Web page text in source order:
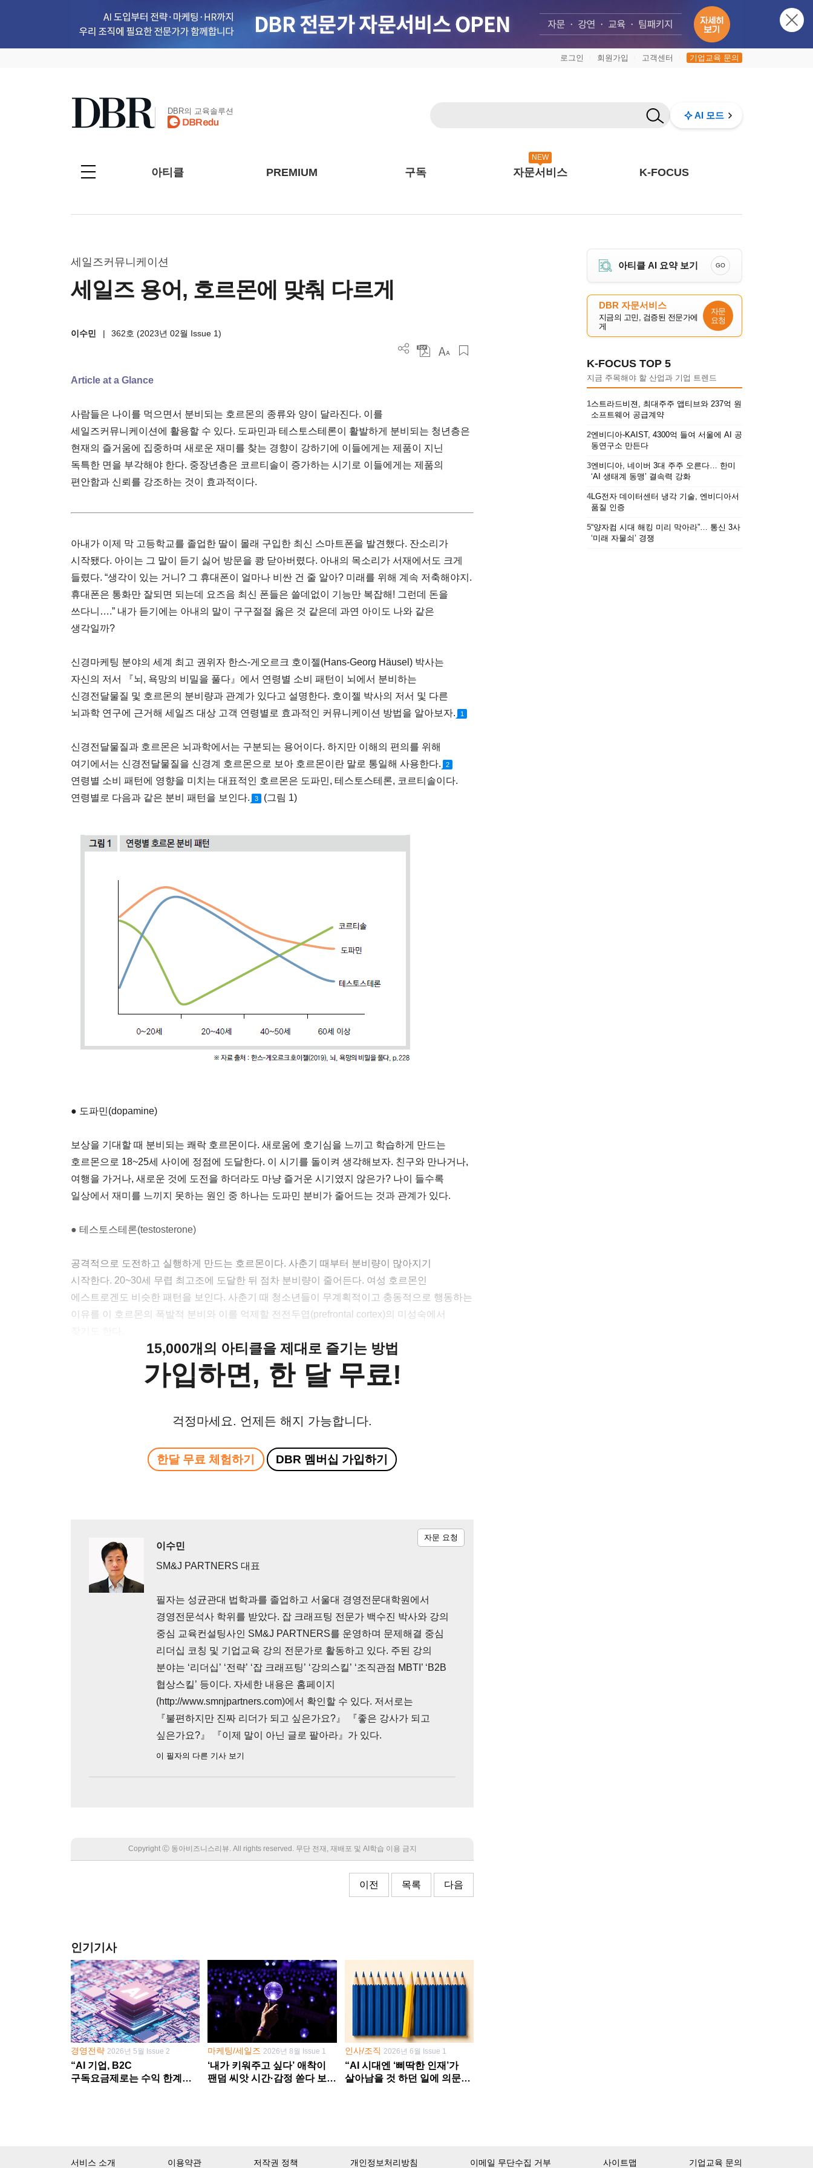
로그인 회원가입 고객센터 기업교육 문의
DBR의 교육솔루션 AI 모드
아티클 PREMIUM 구독
NEW
자문서비스 K-FOCUS
세일즈커뮤니케이션
세일즈 용어, 호르몬에 맞춰 다르게
이수민 | 362호 (2023년 02월 Issue 1)
Article at a Glance
사람들은 나이를 먹으면서 분비되는 호르몬의 종류와 양이 달라진다. 이를
세일즈커뮤니케이션에 활용할 수 있다. 도파민과 테스토스테론이 활발하게 분비되는 청년층은
현재의 즐거움에 집중하며 새로운 재미를 찾는 경향이 강하기에 이들에게는 제품이 지닌
독특한 면을 부각해야 한다. 중장년층은 코르티솔이 증가하는 시기로 이들에게는 제품의
편안함과 신뢰를 강조하는 것이 효과적이다.
아내가 이제 막 고등학교를 졸업한 딸이 몰래 구입한 최신 스마트폰을 발견했다. 잔소리가
시작됐다. 아이는 그 말이 듣기 싫어 방문을 쾅 닫아버렸다. 아내의 목소리가 서재에서도 크게
들렸다. “생각이 있는 거니? 그 휴대폰이 얼마나 비싼 건 줄 알아? 미래를 위해 계속 저축해야지.
휴대폰은 통화만 잘되면 되는데 요즈음 최신 폰들은 쓸데없이 기능만 복잡해! 그런데 돈을
쓰다니….” 내가 듣기에는 아내의 말이 구구절절 옳은 것 같은데 과연 아이도 나와 같은
생각일까?
신경마케팅 분야의 세계 최고 권위자 한스-게오르크 호이젤(Hans-Georg Häusel) 박사는
자신의 저서 『뇌, 욕망의 비밀을 풀다』에서 연령별 소비 패턴이 뇌에서 분비하는
신경전달물질 및 호르몬의 분비량과 관계가 있다고 설명한다. 호이젤 박사의 저서 및 다른
뇌과학 연구에 근거해 세일즈 대상 고객 연령별로 효과적인 커뮤니케이션 방법을 알아보자.
1
신경전달물질과 호르몬은 뇌과학에서는 구분되는 용어이다. 하지만 이해의 편의를 위해
여기에서는 신경전달물질을 신경계 호르몬으로 보아 호르몬이란 말로 통일해 사용한다.
2
연령별 소비 패턴에 영향을 미치는 대표적인 호르몬은 도파민, 테스토스테론, 코르티솔이다.
연령별로 다음과 같은 분비 패턴을 보인다.
3 (그림 1)
● 도파민(dopamine)
보상을 기대할 때 분비되는 쾌락 호르몬이다. 새로움에 호기심을 느끼고 학습하게 만드는
호르몬으로 18~25세 사이에 정점에 도달한다. 이 시기를 돌이켜 생각해보자. 친구와 만나거나,
여행을 가거나, 새로운 것에 도전을 하더라도 마냥 즐거운 시기였지 않은가? 나이 들수록
일상에서 재미를 느끼지 못하는 원인 중 하나는 도파민 분비가 줄어드는 것과 관계가 있다.
● 테스토스테론(testosterone)
공격적으로 도전하고 실행하게 만드는 호르몬이다. 사춘기 때부터 분비량이 많아지기
시작한다. 20~30세 무렵 최고조에 도달한 뒤 점차 분비량이 줄어든다. 여성 호르몬인
에스트로겐도 비슷한 패턴을 보인다. 사춘기 때 청소년들이 무계획적이고 충동적으로 행동하는
이유를 이 호르몬의 폭발적 분비와 이를 억제할 전전두엽(prefrontal cortex)의 미성숙에서
15,000개의 아티클을 제대로 즐기는 방법
가입하면, 한 달 무료!
걱정마세요. 언제든 해지 가능합니다.
한달 무료 체험하기 DBR 멤버십 가입하기
이수민
SM&J PARTNERS 대표
필자는 성균관대 법학과를 졸업하고 서울대 경영전문대학원에서
경영전문석사 학위를 받았다. 잡 크래프팅 전문가 백수진 박사와 강의
중심 교육컨설팅사인 SM&J PARTNERS를 운영하며 문제해결 중심
리더십 코칭 및 기업교육 강의 전문가로 활동하고 있다. 주된 강의
분야는 ‘리더십’ ‘전략’ ‘잡 크래프팅’ ‘강의스킬’ ‘조직관점 MBTI’ ‘B2B
협상스킬’ 등이다. 자세한 내용은 홈페이지
(http://www.smnjpartners.com)에서 확인할 수 있다. 저서로는
『불편하지만 진짜 리더가 되고 싶은가요?』 『좋은 강사가 되고
싶은가요?』 『이제 말이 아닌 글로 팔아라』가 있다.
이 필자의 다른 기사 보기
자문 요청
Copyright Ⓒ 동아비즈니스리뷰. All rights reserved. 무단 전재, 재배포 및 AI학습 이용 금지
이전 목록 다음
인기기사
경영전략 2026년 5월 Issue 2
“AI 기업, B2C
구독요금제로는 수익 한계
마케팅/세일즈 2026년 8월 Issue 1
‘내가 키워주고 싶다’ 애착이
팬덤 씨앗 시간·감정 쏟다 보면
인사/조직 2026년 6월 Issue 1
“AI 시대엔 ‘삐딱한 인재’가
살아남을 것 하던 일에 의문
아티클 AI 요약 보기 GO
DBR 자문서비스
지금의 고민, 검증된 전문가에
게
자문
요청
K-FOCUS TOP 5
지금 주목해야 할 산업과 기업 트렌드
1스트라드비젼, 최대주주 앱티브와 237억 원
소프트웨어 공급계약
2엔비디아-KAIST, 4300억 들여 서울에 AI 공
동연구소 만든다
3엔비디아, 네이버 3대 주주 오른다… 한미
‘AI 생태계 동맹’ 결속력 강화
4LG전자 데이터센터 냉각 기술, 엔비디아서
품질 인증
5“양자컴 시대 해킹 미리 막아라”… 통신 3사
‘미래 자물쇠’ 경쟁
서비스 소개 이용약관 저작권 정책 개인정보처리방침 이메일 무단수집 거부 사이트맵 기업교육 문의